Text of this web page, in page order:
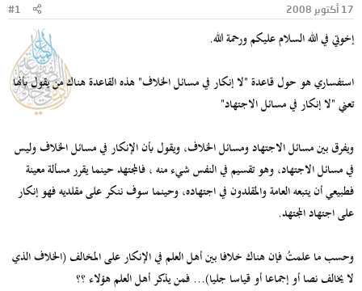
و
و
ء
17 أكتوبر 2008 #1
إخوتي في الله السلام عليكم ورحمة الله.
استفساري هو حول قاعدة "لا إنكار في مسائل الخلاف" هذه القاعدة هناك من يقول بأنها
تعني "لا إنكار في مسائل الاجتهاد"
ويفرق بين مسائل الاجتهاد ومسائل الخلاف، ويقول بأن الإنكار في مسائل الخلاف وليس
في مسائل الاجتهاد، وهو تقسيم في النفس شيء منه ، فالمجتهد حينما يقرر مسألة معينة
فطبيعي أن يتبعه العامة والمقلدون في اجتهاده، وحينما سوف ننكر على مقلديه فهو إنكار
على اجتهاد المجتهد.
وحسب ما علمتُ فإن هناك خلافا بين أهل العلم في الإنكار على المخالف (الخلاف الذي
لا يخالف نصا أو إجماعا أو قياسا جليا)... فمن يذكر أهل العلم هؤلاء ؟؟